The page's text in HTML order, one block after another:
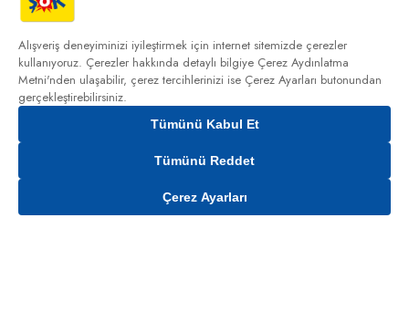
Gelince Haber Ver
Alışveriş deneyiminizi iyileştirmek için internet sitemizde çerezler
kullanıyoruz. Çerezler hakkında detaylı bilgiye Çerez Aydınlatma
Metni'nden ulaşabilir, çerez tercihlerinizi ise Çerez Ayarları butonundan
gerçekleştirebilirsiniz.
Tümünü Kabul Et
Tümünü Reddet
Çerez Ayarları